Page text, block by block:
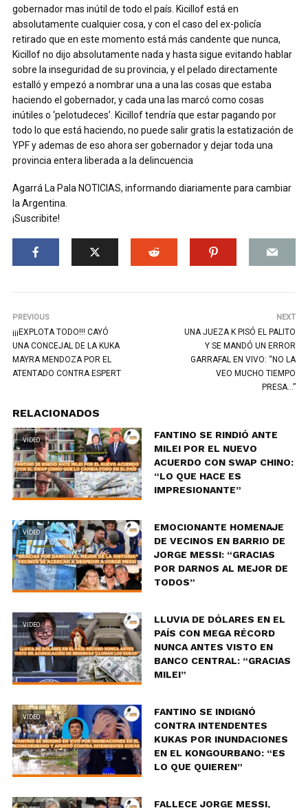
gobernador mas inútil de todo el país. Kicillof está en
absolutamente cualquier cosa, y con el caso del ex-policía
retirado que en este momento está más candente que nunca,
Kicillof no dijo absolutamente nada y hasta sigue evitando hablar
sobre la inseguridad de su provincia, y el pelado directamente
estalló y empezó a nombrar una a una las cosas que estaba
haciendo el gobernador, y cada una las marcó como cosas
inútiles o ‘pelotudeces’. Kicillof tendría que estar pagando por
todo lo que está haciendo, no puede salir gratis la estatización de
YPF y ademas de eso ahora ser gobernador y dejar toda una
provincia entera liberada a la delincuencia
Agarrá La Pala NOTICIAS, informando diariamente para cambiar
la Argentina.
¡Suscribite!
PREVIOUS
¡¡¡EXPLOTA TODO!!! CAYÓ
UNA CONCEJAL DE LA KUKA
MAYRA MENDOZA POR EL
ATENTADO CONTRA ESPERT
NEXT
UNA JUEZA K PISÓ EL PALITO
Y SE MANDÓ UN ERROR
GARRAFAL EN VIVO: “NO LA
VEO MUCHO TIEMPO
PRESA…”
RELACIONADOS
VIDEO
FANTINO SE RINDIÓ ANTE
MILEI POR EL NUEVO
ACUERDO CON SWAP CHINO:
“LO QUE HACE ES
IMPRESIONANTE”
VIDEO
EMOCIONANTE HOMENAJE
DE VECINOS EN BARRIO DE
JORGE MESSI: “GRACIAS
POR DARNOS AL MEJOR DE
TODOS”
VIDEO
LLUVIA DE DÓLARES EN EL
PAÍS CON MEGA RÉCORD
NUNCA ANTES VISTO EN
BANCO CENTRAL: “GRACIAS
MILEI”
VIDEO
FANTINO SE INDIGNÓ
CONTRA INTENDENTES
KUKAS POR INUNDACIONES
EN EL KONGOURBANO: “ES
LO QUE QUIEREN”
FALLECE JORGE MESSI,